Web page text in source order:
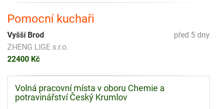
Pomocní kuchaři
před 5 dny
Vyšší Brod
ZHENG LIGE s.r.o.
22400 Kč
Volná pracovní místa v oboru Chemie a
potravinářství Český Krumlov